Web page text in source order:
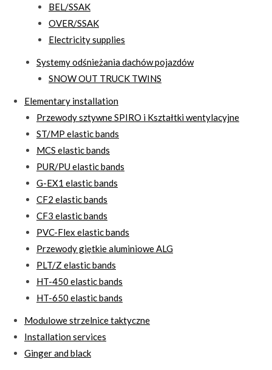
BEL/SSAK
OVER/SSAK
Electricity supplies
Systemy odśnieżania dachów pojazdów
SNOW OUT TRUCK TWINS
Elementary installation
Przewody sztywne SPIRO i Kształtki wentylacyjne
ST/MP elastic bands
MCS elastic bands
PUR/PU elastic bands
G-EX1 elastic bands
CF2 elastic bands
CF3 elastic bands
PVC-Flex elastic bands
Przewody giętkie aluminiowe ALG
PLT/Z elastic bands
HT-450 elastic bands
HT-650 elastic bands
Modulowe strzelnice taktyczne
Installation services
Ginger and black